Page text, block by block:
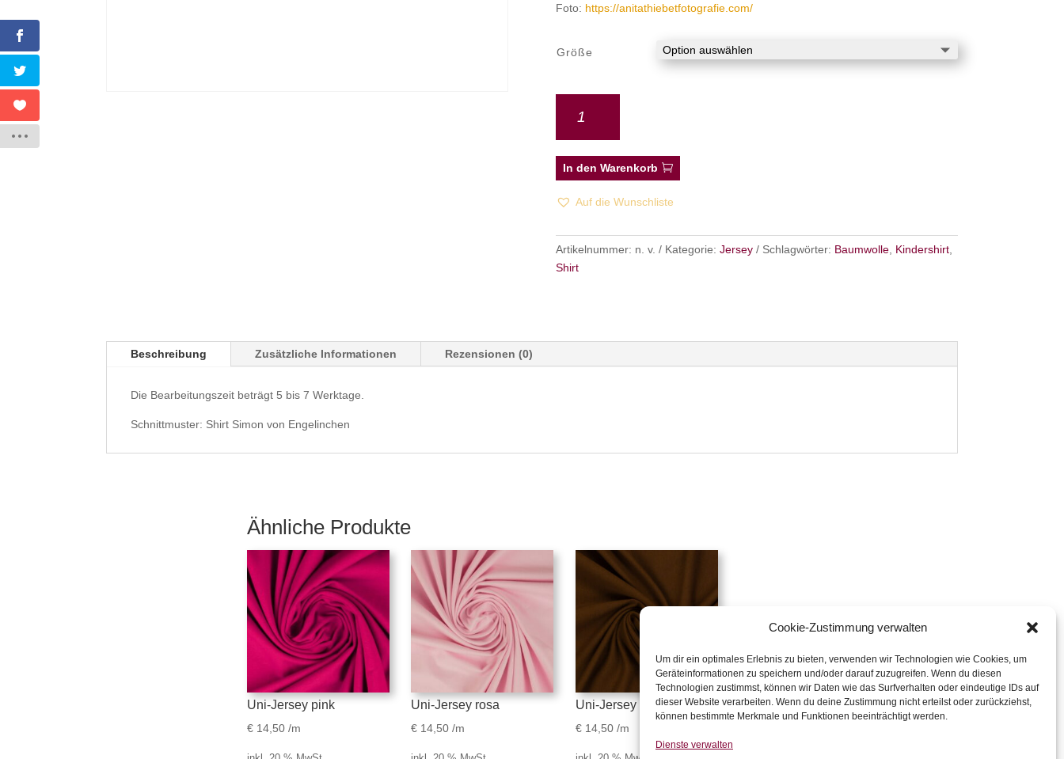
Cookie-Zustimmung verwalten
Um dir ein optimales Erlebnis zu bieten, verwenden wir Technologien wie Cookies, um
Geräteinformationen zu speichern und/oder darauf zuzugreifen. Wenn du diesen
Technologien zustimmst, können wir Daten wie das Surfverhalten oder eindeutige IDs auf
dieser Website verarbeiten. Wenn du deine Zustimmung nicht erteilst oder zurückziehst,
können bestimmte Merkmale und Funktionen beeinträchtigt werden.
Dienste verwalten
Foto: https://anitathiebetfotografie.com/
Größe
In den Warenkorb
Auf die Wunschliste
Artikelnummer: n. v. Kategorie: Jersey Schlagwörter: Baumwolle, Kindershirt,
Shirt
Beschreibung Zusätzliche Informationen Rezensionen (0)
Die Bearbeitungszeit beträgt 5 bis 7 Werktage.
Schnittmuster: Shirt Simon von Engelinchen
Ähnliche Produkte
Uni-Jersey pink
€14,50/m
Uni-Jersey rosa
€ 14,50 /m
Uni-Jersey dunkelbraun
€14,50/m